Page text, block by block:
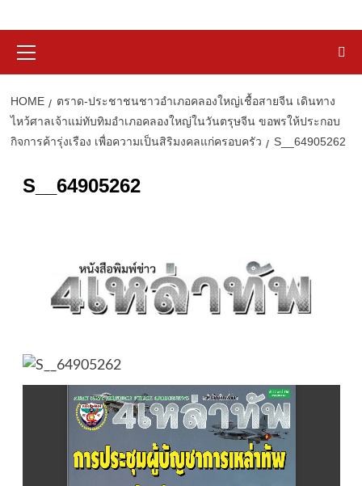
Menu
HOME
ตราด-ประชาชนชาวอําเภอคลองใหญ่เชื้อสายจีน เดินทาง
ไหว้ศาลเจ้าแม่ทับทิมอําเภอคลองใหญ่ในวันตรุษจีน ขอพรให้ประกอบ
กิจการค้ารุ่งเรือง เพื่อความเป็นสิริมงคลแก่ครอบครัว
S__64905262
S__64905262